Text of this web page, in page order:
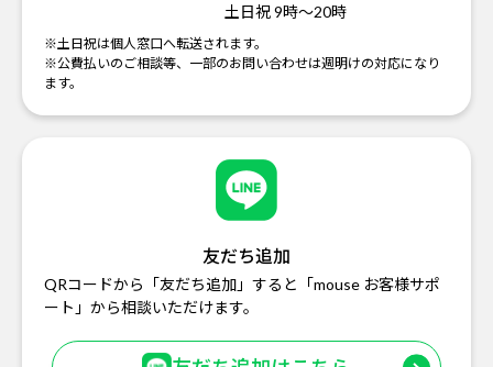
土日祝 9時～20時
※土日祝は個人窓口へ転送されます。
※公費払いのご相談等、一部のお問い合わせは週明けの対応になり
ます。
友だち追加
QRコードから「友だち追加」すると「mouse お客様サポ
ート」から相談いただけます。